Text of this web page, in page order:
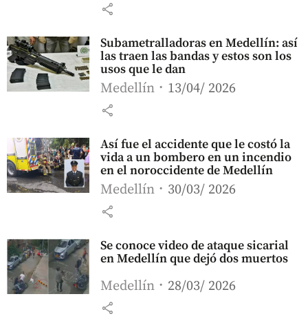
share
Subametralladoras en Medellín: así
las traen las bandas y estos son los
usos que le dan
Medellín 13/04/ 2026
share
Así fue el accidente que le costó la
vida a un bombero en un incendio
en el noroccidente de Medellín
Medellín 30/03/ 2026
share
Se conoce video de ataque sicarial
en Medellín que dejó dos muertos
Medellín 28/03/ 2026
share